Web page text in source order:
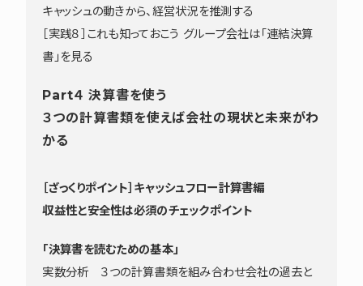
キャッシュの動きから、経営状況を推測する
［実践８］これも知っておこう グループ会社は「連結決算
書」を見る
Part４ 決算書を使う
３つの計算書類を使えば会社の現状と未来がわ
かる
［ざっくりポイント］キャッシュフロー計算書編
収益性と安全性は必須のチェックポイント
「決算書を読むための基本」
実数分析 ３つの計算書類を組み合わせ会社の過去と